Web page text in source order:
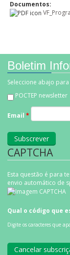
Documentos:
Boletim
Seleccione abajo
POCTEP newsletter
Email *
CAPTCHA
Esta questão é para
envio automático de
Qual o código que
Digite os caracteres que